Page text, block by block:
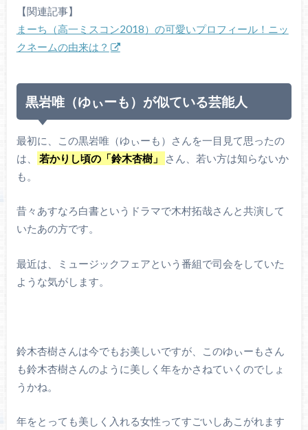
【関連記事】
まーち（高一ミスコン2018）の可愛いプロフィール！ニッ
クネームの由来は？
黒岩唯（ゆぃーも）が似ている芸能人
最初に、この黒岩唯（ゆぃーも）さんを一目見て思ったの
は、
若かりし頃の「鈴木杏樹」
さん、若い方は知らないか
も。
昔々あすなろ白書というドラマで木村拓哉さんと共演して
いたあの方です。
最近は、ミュージックフェアという番組で司会をしていた
ような気がします。
鈴木杏樹さんは今でもお美しいですが、このゆぃーもさん
も鈴木杏樹さんのように美しく年をかさねていくのでしょ
うかね。
年をとっても美しく入れる女性ってすごいしあこがれます